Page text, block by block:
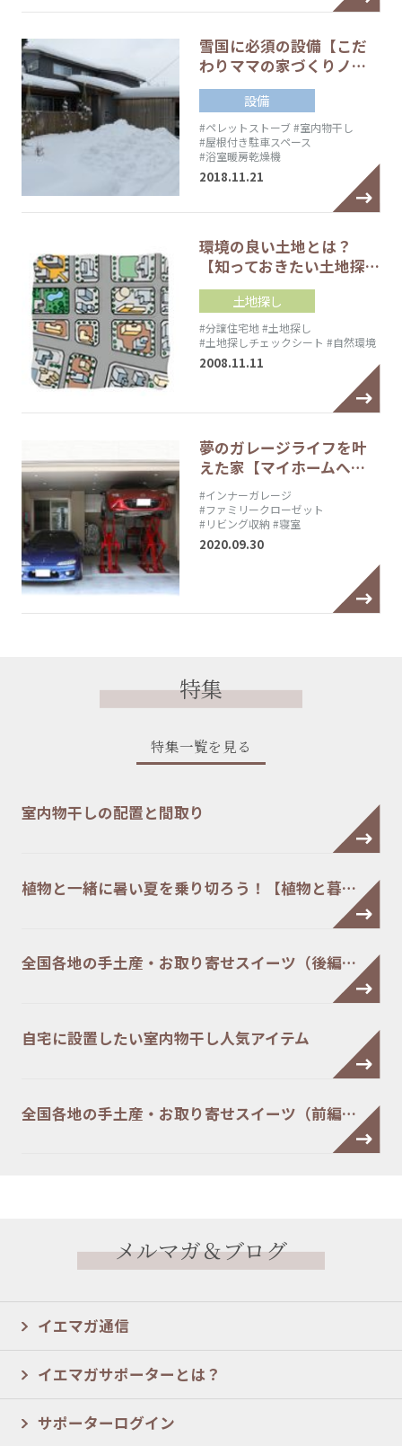
雪国に必須の設備【こだ
わりママの家づくりノ…
設備
#ペレットストーブ#室内物干し
#屋根付き駐車スペース
#浴室暖房乾燥機
2018.11.21
環境の良い土地とは？
【知っておきたい土地探…
土地探し
#分譲住宅地#土地探し
#土地探しチェックシート #自然環境
2008.11.11
夢のガレージライフを叶
えた家【マイホームへ…
#インナーガレージ
#ファミリークローゼット
#リビング収納 #寝室
2020.09.30
特集
特集一覧を見る
室内物干しの配置と間取り
植物と一緒に暑い夏を乗り切ろう！【植物と暮…
全国各地の手土産・お取り寄せスイーツ（後編…
自宅に設置したい室内物干し人気アイテム
全国各地の手土産・お取り寄せスイーツ（前編…
メルマガ＆ブログ
イエマガ通信
イエマガサポーターとは？
サポーターログイン